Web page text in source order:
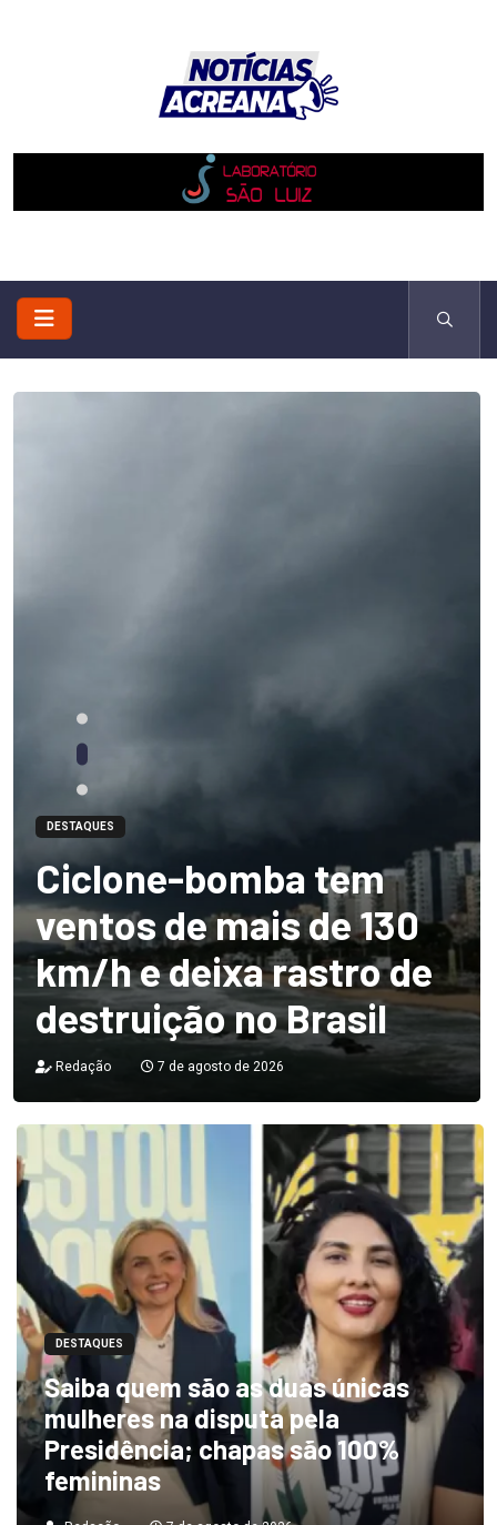
DESTAQUES
Ciclone-bomba tem
ventos de mais de 130
km/h e deixa rastro de
destruição no Brasil
Redação 7 de agosto de 2026
DESTAQUES
Saiba quem são as duas únicas
mulheres na disputa pela
Presidência; chapas são 100%
femininas